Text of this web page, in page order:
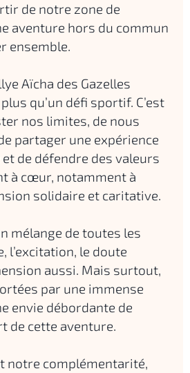
de notre zone de
aventure hors du commun
ensemble.
Aïcha des Gazelles
qu’un défi sportif. C’est
nos limites, de nous
partager une expérience
de défendre des valeurs
à cœur, notamment à
solidaire et caritative.
mélange de toutes les
l’excitation, le doute
aussi. Mais surtout,
par une immense
envie débordante de
de cette aventure.
notre complémentarité,